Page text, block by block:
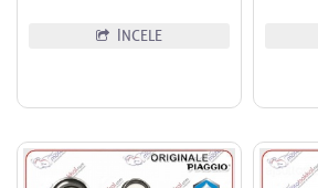
İNCELE